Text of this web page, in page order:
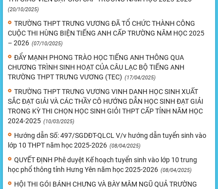
(20/10/2025)
TRƯỜNG THPT TRƯNG VƯƠNG ĐÃ TỔ CHỨC THÀNH CÔNG
CUỘC THI HÙNG BIỆN TIẾNG ANH CẤP TRƯỜNG NĂM HỌC 2025
– 2026 (07/10/2025)
ĐẨY MẠNH PHONG TRÀO HỌC TIẾNG ANH THÔNG QUA
CHƯƠNG TRÌNH SINH HOẠT CỦA CÂU LẠC BỘ TIẾNG ANH
TRƯỜNG THPT TRƯNG VƯƠNG (TEC) (17/04/2025)
TRƯỜNG THPT TRƯNG VƯƠNG VINH DANH HỌC SINH XUẤT
SẮC ĐẠT GIẢI VÀ CÁC THẦY CÔ HƯỚNG DẪN HỌC SINH ĐẠT GIẢI
TRONG KỲ THI CHỌN HỌC SINH GIỎI THPT CẤP TỈNH NĂM HỌC
2024-2025 (10/03/2025)
Hướng dẫn Số: 497/SGDĐT-QLCL V/v hướng dẫn tuyển sinh vào
lớp 10 THPT năm học 2025-2026 (08/04/2025)
QUYẾT ĐỊNH Phê duyệt Kế hoạch tuyển sinh vào lớp 10 trung
học phổ thông tỉnh Hưng Yên năm học 2025-2026 (08/04/2025)
HỘI THI GÓI BÁNH CHƯNG VÀ BÀY MÂM NGŨ QUẢ TRƯỜNG